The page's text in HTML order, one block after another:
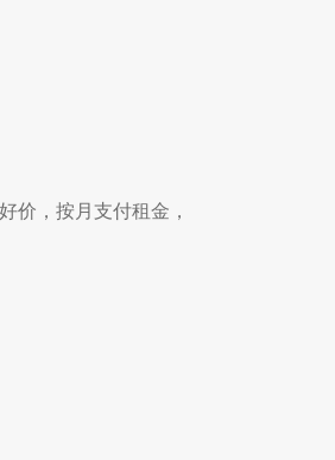
价，按月支付租金，